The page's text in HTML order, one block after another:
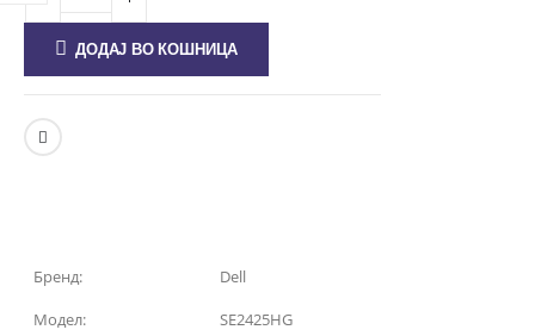
ДОДАЈ ВО КОШНИЦА
Бренд:
Dell
Модел:
SE2425HG